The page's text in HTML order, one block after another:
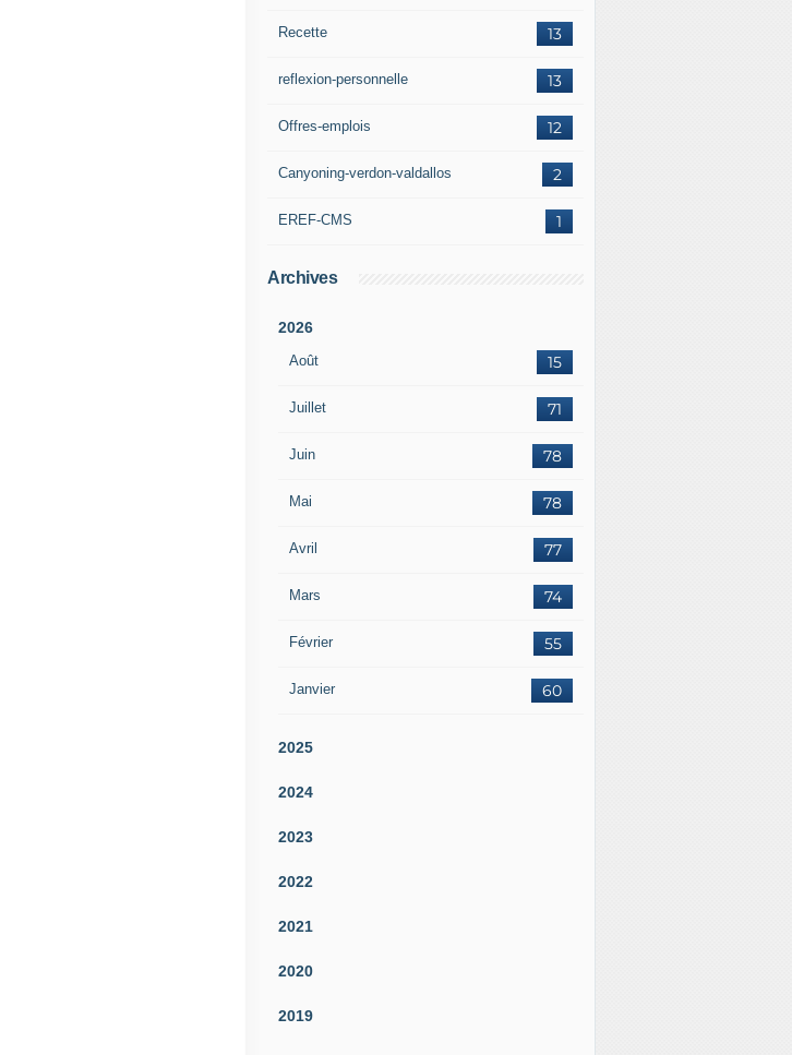
13
Recette
13
reflexion-personnelle
12
Offres-emplois
2
Canyoning-verdon-valdallos
1
EREF-CMS
Archives
2026
Août 15
Juillet 71
Juin 78
Mai 78
Avril 77
Mars 74
Février 55
Janvier 60
2025
2024
2023
2022
2021
2020
2019